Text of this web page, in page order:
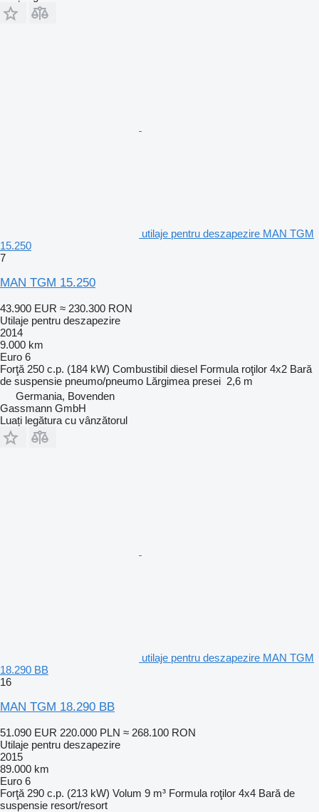
utilaje pentru deszapezire MAN TGM
15.250
7
MAN TGM 15.250
43.900 EUR ≈ 230.300 RON
Utilaje pentru deszapezire
2014
9.000 km
Euro 6
Forţă 250 c.p. (184 kW) Combustibil diesel Formula roţilor 4x2 Bară
de suspensie pneumo/pneumo Lărgimea presei 2,6 m
Germania, Bovenden
Gassmann GmbH
Luați legătura cu vânzătorul
utilaje pentru deszapezire MAN TGM
18.290 BB
16
MAN TGM 18.290 BB
51.090 EUR 220.000 PLN ≈ 268.100 RON
Utilaje pentru deszapezire
2015
89.000 km
Euro 6
Forţă 290 c.p. (213 kW) Volum 9 m³ Formula roţilor 4x4 Bară de
suspensie resort/resort